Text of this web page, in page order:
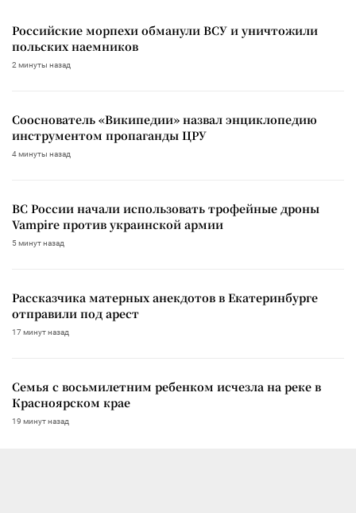
Российские морпехи обманули ВСУ и уничтожили
польских наемников
2 минуты назад
Сооснователь «Википедии» назвал энциклопедию
инструментом пропаганды ЦРУ
4 минуты назад
ВС России начали использовать трофейные дроны
Vampire против украинской армии
5 минут назад
Рассказчика матерных анекдотов в Екатеринбурге
отправили под арест
17 минут назад
Семья с восьмилетним ребенком исчезла на реке в
Красноярском крае
19 минут назад